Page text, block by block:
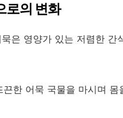
로의 변화
은 영양가 있는 저렴한 간
한 어묵 국물을 마시며